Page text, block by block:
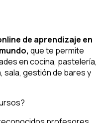
de aprendizaje en
que te permite
en cocina, pastelería,
sala, gestión de bares y